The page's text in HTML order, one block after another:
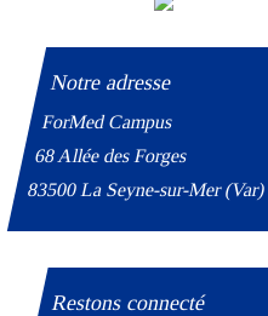
Notre adresse
ForMed Campus
68 Allée des Forges
83500 La Seyne-sur-Mer (Var)
Restons connecté